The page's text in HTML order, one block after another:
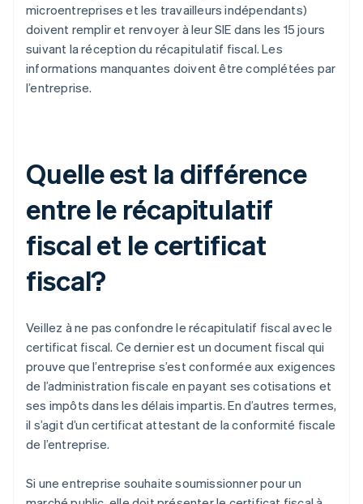
microentreprises et les travailleurs indépendants)
doivent remplir et renvoyer à leur SIE dans les 15 jours
suivant la réception du récapitulatif fiscal. Les
informations manquantes doivent être complétées par
l’entreprise.
Quelle est la différence
entre le récapitulatif
fiscal et le certificat
fiscal?
Veillez à ne pas confondre le récapitulatif fiscal avec le
certificat fiscal. Ce dernier est un document fiscal qui
prouve que l’entreprise s’est conformée aux exigences
de l’administration fiscale en payant ses cotisations et
ses impôts dans les délais impartis. En d’autres termes,
il s’agit d’un certificat attestant de la conformité fiscale
de l’entreprise.
Si une entreprise souhaite soumissionner pour un